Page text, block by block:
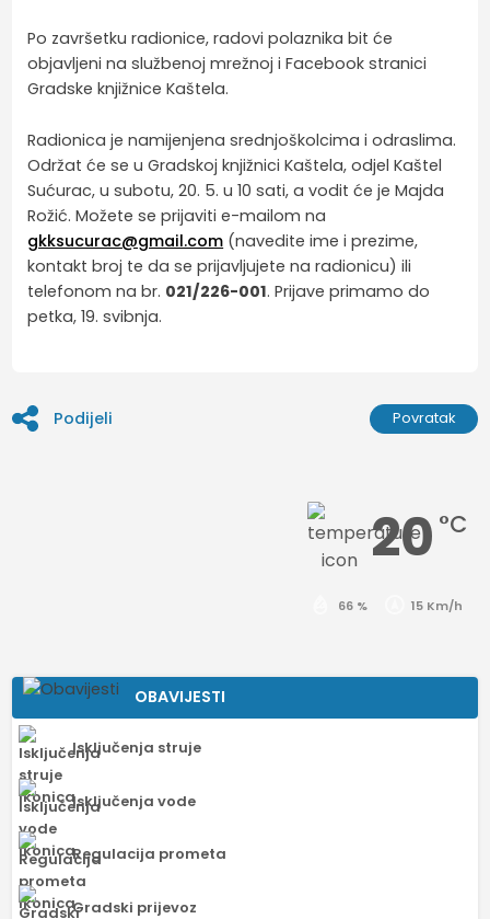
Po završetku radionice, radovi polaznika bit će
objavljeni na službenoj mrežnoj i Facebook stranici
Gradske knjižnice Kaštela.
Radionica je namijenjena srednjoškolcima i odraslima.
Održat će se u Gradskoj knjižnici Kaštela, odjel Kaštel
Sućurac, u subotu, 20. 5. u 10 sati, a vodit će je Majda
Rožić. Možete se prijaviti e-mailom na
gkksucurac@gmail.com (navedite ime i prezime,
kontakt broj te da se prijavljujete na radionicu) ili
telefonom na br. 021/226-001. Prijave primamo do
petka, 19. svibnja.
Podijeli Povratak
20 °C
66 % 15 Km/h
OBAVIJESTI
Isključenja struje
Isključenja vode
Regulacija prometa
Gradski prijevoz